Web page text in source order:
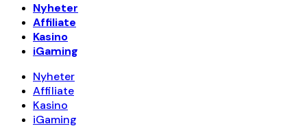
Nyheter
Affiliate
Kasino
iGaming
Nyheter
Affiliate
Kasino
iGaming